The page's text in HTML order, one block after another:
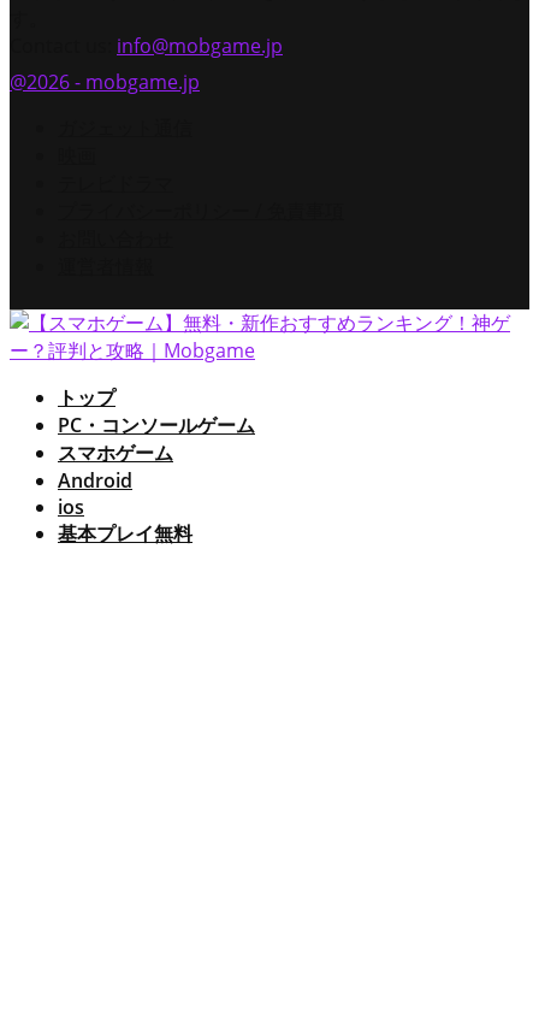
info@mobgame.jp
@2026 - mobgame.jp
トップ
PC・コンソールゲーム
スマホゲーム
Android
ios
基本プレイ無料